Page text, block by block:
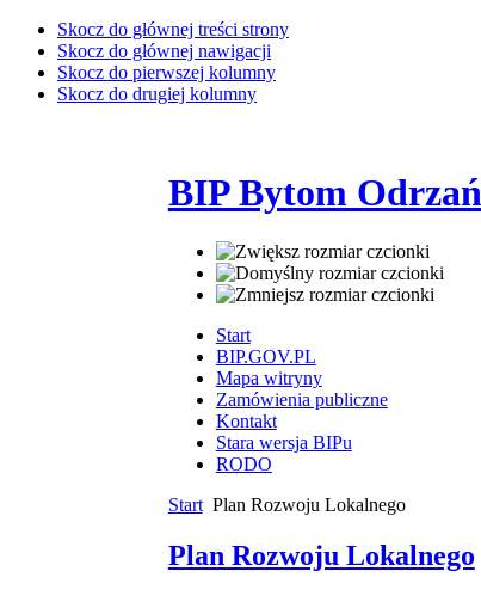
Skocz do głównej treści strony
Skocz do głównej nawigacji
Skocz do pierwszej kolumny
Skocz do drugiej kolumny
BIP Bytom
Start
BIP.GOV.PL
Mapa witryny
Zamówienia publiczne
Kontakt
Stara wersja BIPu
RODO
Start Plan Rozwoju Lokalnego
Plan Rozwoju Lokalnego